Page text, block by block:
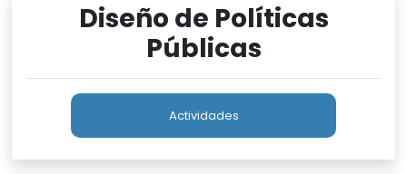
Diseño de Políticas
Públicas
Actividades